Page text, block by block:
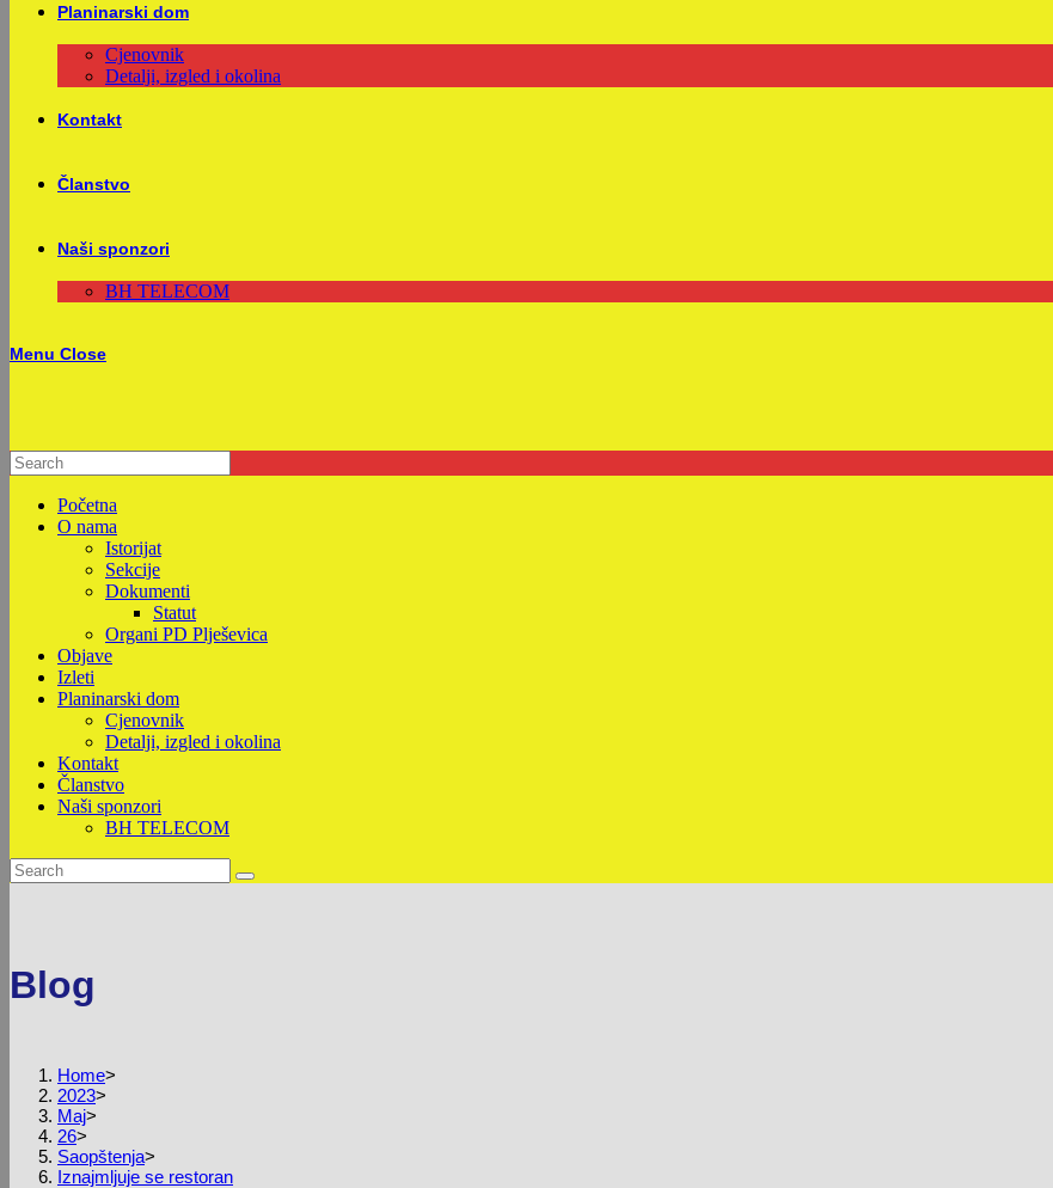
Planinarski dom
Cjenovnik
Detalji, izgled i okolina
Kontakt
Članstvo
Naši sponzori
BH TELECOM
Menu Close
Početna
O nama
Istorijat
Sekcije
Dokumenti
Statut
Organi PD Plješevica
Objave
Izleti
Planinarski dom
Cjenovnik
Detalji, izgled i okolina
Kontakt
Članstvo
Naši sponzori
BH TELECOM
Blog
Home>
2023>
Maj>
26>
Saopštenja>
Iznajmljuje se restoran